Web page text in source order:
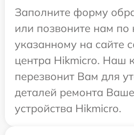
Заполните форму
или позвоните нам по
указанному на сайте
центра Hikmicro. Наш
перезвонит Вам для
деталей ремонта
устройства Hikmicro.